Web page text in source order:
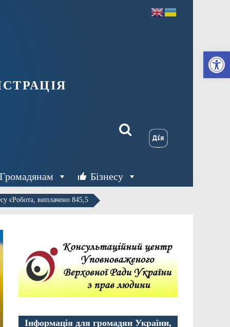
Бізнесу
єРобота, виплачено 845,5
Інформація для громадян України,